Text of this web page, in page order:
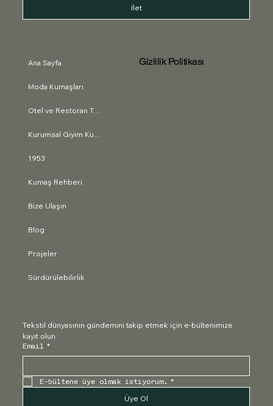
Ana Sayfa
Moda Kumaşları
Otel ve Restoran Tekstili
1953
Kumaş Rehberi
Bize Ulaşın
Blog
Projeler
Sürdürülebilirlik
Gizlilik Politikası
İlet
Tekstil dünyasının gündemini takip etmek için e-bültenimize
kayıt olun.
Email *
E-bültene üye olmak istiyorum. *
Üye Ol